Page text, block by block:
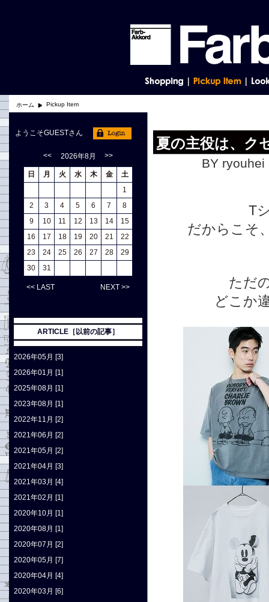
ホーム Pickup Item
夏の主役は、ク
BY
T
だからこそ
ただ
どこか
ようこそGUESTさん
<< 2026年8月 >>
日 月 火 水 木 金
土
1
2
3 4 5 6 7
8
9
10 11 12 13 14
15
16
17 18 19 20 21
22
23
24 25 26 27 28
29
30
31
<< LAST NEXT >>
ARTICLE［以前の記事］
2026年05月 [3]
2026年01月 [1]
2025年08月 [1]
2023年08月 [1]
2022年11月 [2]
2021年06月 [2]
2021年05月 [2]
2021年04月 [3]
2021年03月 [4]
2021年02月 [1]
2020年10月 [1]
2020年08月 [1]
2020年07月 [2]
2020年05月 [7]
2020年04月 [4]
2020年03月 [6]